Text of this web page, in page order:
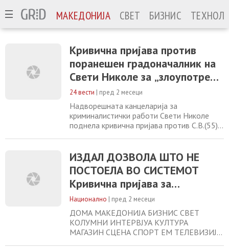
МАКЕДОНИЈА СВЕТ БИЗНИС
Кривична пријава против
поранешен градоначалник на
Свети Николе за „злоупотреба
на службената положба и
овластување“
24 вести | пред 2 месеци
Надворешната канцеларија за
криминалистички работи Свети Николе
поднела кривична пријава против С.В.(55)
„злоупотреба на службената положба и
овластување“, соопшти Министерството
за внатрешни работи. Пријавениот, како
што посочуваат од МВР, во својство на
ИЗДАЛ ДОЗВОЛА ШТО НЕ
ПОСТОЕЛА ВО СИСТЕМОТ
Кривична пријава за
ексградоначалник
Национално | пред 2 месеци
ДОМА МАКЕДОНИЈА БИЗНИС СВЕТ
КОЛУМНИ ИНТЕРВЈУА КУЛТУРА
МАГАЗИН СЦЕНА СПОРТ ЕМ ТЕЛЕВИЗИЈА